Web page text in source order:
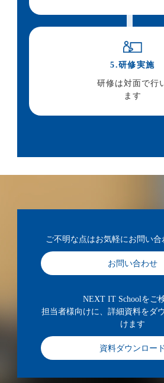
5.研修実施
研修は対面で行
ます
ご不明な点はお気軽にお問い合
お問い合わせ
NEXT IT Schoolをご
担当者様向けに、詳細資料をダ
けます
資料ダウンロード